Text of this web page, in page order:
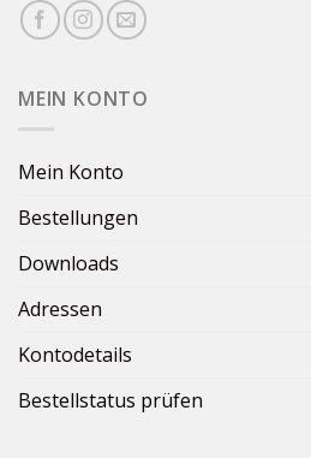
MEIN KONTO
Mein Konto
Bestellungen
Downloads
Adressen
Kontodetails
Bestellstatus prüfen